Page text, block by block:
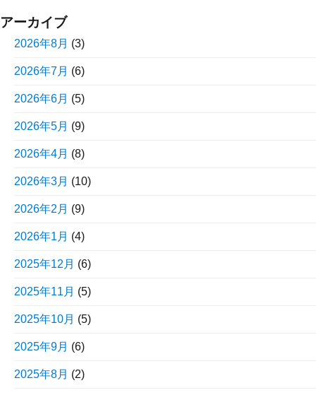
アーカイブ
2026年8月 (3)
2026年7月 (6)
2026年6月 (5)
2026年5月 (9)
2026年4月 (8)
2026年3月 (10)
2026年2月 (9)
2026年1月 (4)
2025年12月 (6)
2025年11月 (5)
2025年10月 (5)
2025年9月 (6)
2025年8月 (2)